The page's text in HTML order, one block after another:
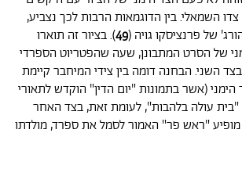
השמאלי. בין הדוגמאות הרבות לכך נצביע,
של פרנציסקו גויה (49). בציור זה תוארו
של הסרט המתבונן, שעה שהפטריוט הספרדי
השני. הבחנה דומה בין צידי המיחבר קיימת
(אשר בתמונות "יום הדין" הוקדש לתאורי
"בית עולה בלהבות", לעומת זאת, בצד האחר
"ראש פר" האמור לסמל את ספרד, מולדתו